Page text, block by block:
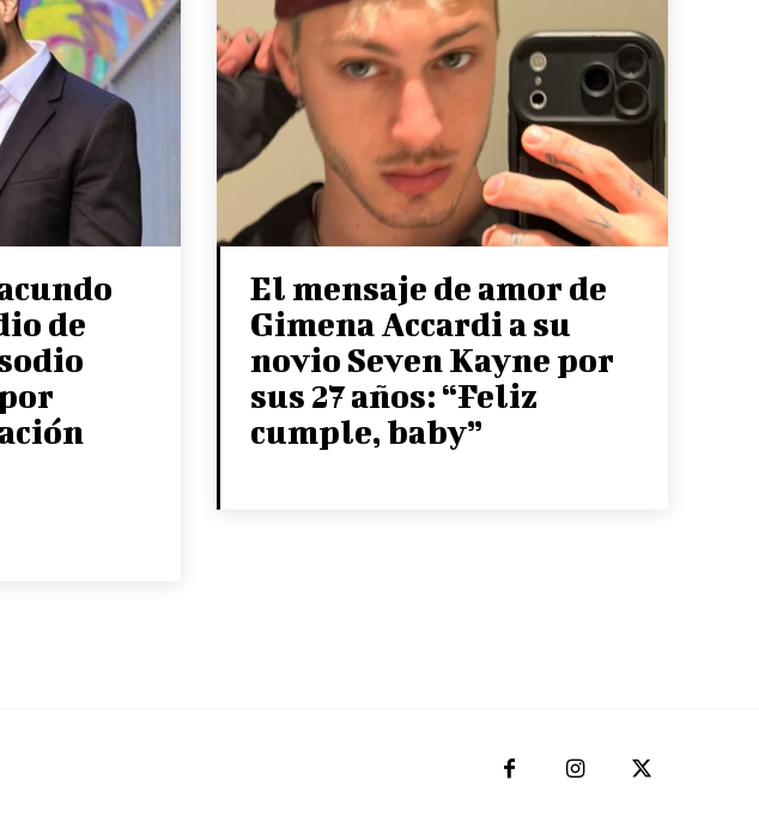
de
El mensaje de amor de
Gimena Accardi a su
novio Seven Kayne por
sus 27 años: “Feliz
cumple, baby”